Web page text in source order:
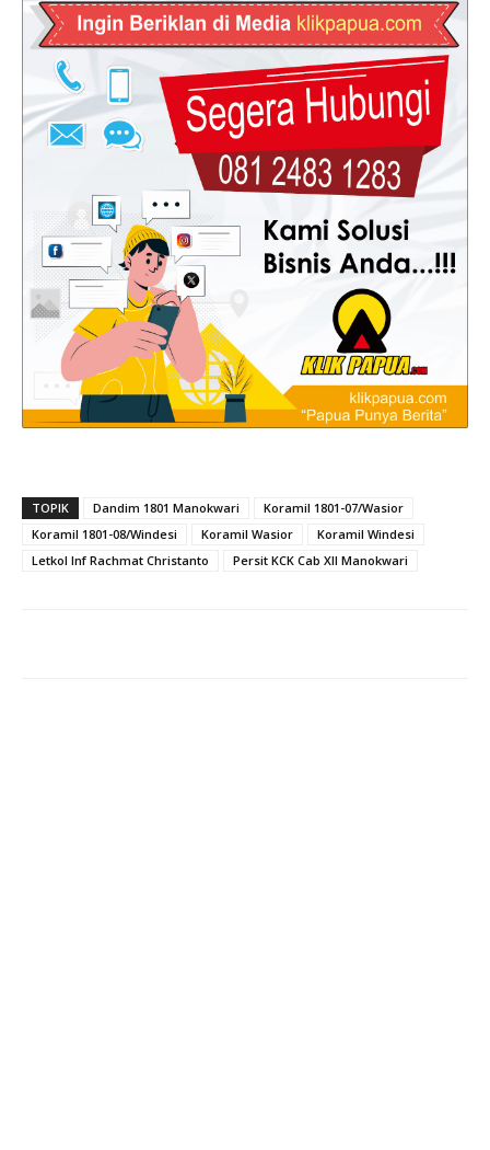
TOPIK Dandim 1801 Manokwari
Koramil 1801-07/Wasior
Koramil 1801-08/Windesi
Koramil Wasior
Koramil Windesi
Letkol Inf Rachmat Christanto
Persit KCK Cab XII Manokwari